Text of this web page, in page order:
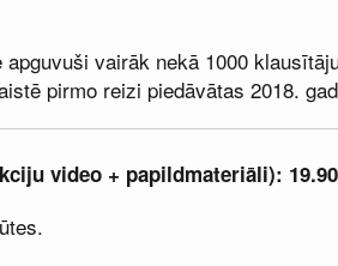
vairāk nekā 1000
pirmo reizi piedāvātas 2018.
video + papildmateriāli):